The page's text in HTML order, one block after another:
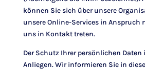
können Sie sich über unsere
unsere Online-Services in Anspruch
uns in Kontakt treten.
Der Schutz Ihrer persönlichen Daten
Anliegen. Wir informieren Sie in